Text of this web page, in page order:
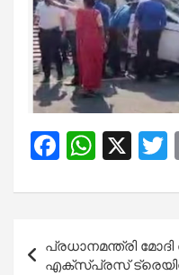
F
ce
b
o
W
at
A
X
er
navigation
പ്രധാനമന്ത്രി
എക്‌സ്‌പ്രസ്